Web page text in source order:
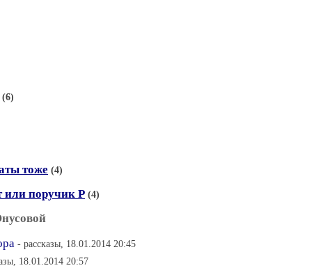
(6)
тоже (4)
или поручик Р (4)
- рассказы, 18.01.2014 20:45
18.01.2014 20:57